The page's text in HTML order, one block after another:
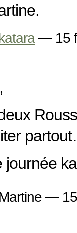
katara— 15
journée
—